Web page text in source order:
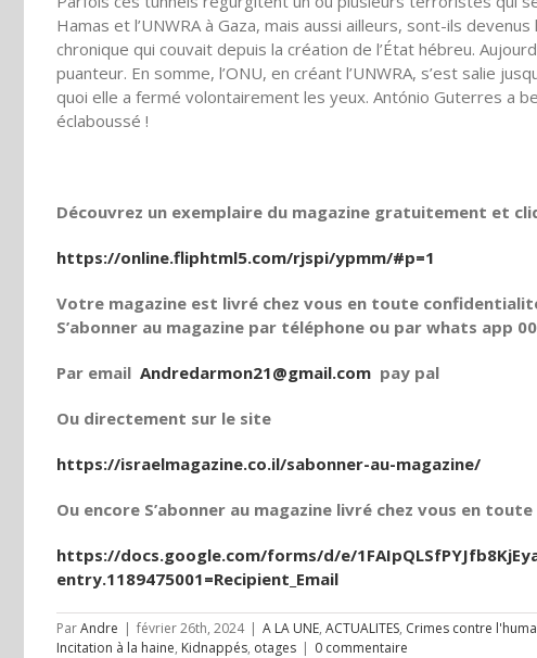
Hamas et l’UNWRA à Gaza, mais aussi ailleurs, sont-ils
chronique qui couvait depuis la création de l’État hébreu.
puanteur. En somme, l’ONU, en créant l’UNWRA, s’est salie
quoi elle a fermé volontairement les yeux. António Guterres a
éclaboussé !
Découvrez un exemplaire du magazine gratuitement et
https://online.fliphtml5.com/rjspi/ypmm/#p=1
Votre magazine est livré chez vous en toute
S’abonner au magazine par téléphone ou par whats app
Par email Andredarmon21@gmail.com pay pal
Ou directement sur le site
https://israelmagazine.co.il/sabonner-au-magazine/
Ou encore S’abonner au magazine livré chez vous en
https://docs.google.com/forms/d/e/
entry.1189475001=Recipient_Email
ParAndre | février 26th, 2024 | A LA UNE, ACTUALITES, Crimes contre
Incitation à la haine, Kidnappés, otages | 0 commentaire